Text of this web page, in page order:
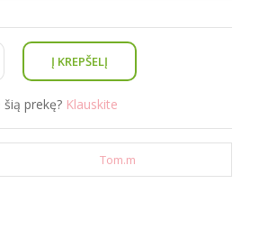
prekę? Klauskite
Tom.m